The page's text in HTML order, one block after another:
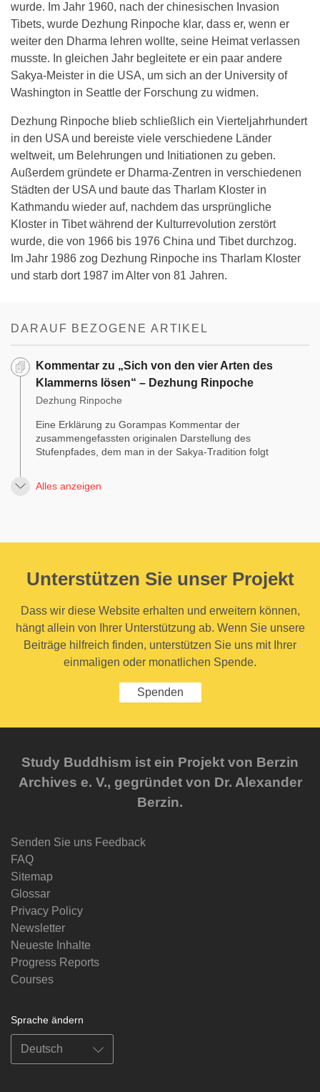
wurde. Im Jahr 1960, nach der chinesischen Invasion
Tibets, wurde Dezhung Rinpoche klar, dass er, wenn er
weiter den Dharma lehren wollte, seine Heimat verlassen
musste. In gleichen Jahr begleitete er ein paar andere
Sakya-Meister in die USA, um sich an der University of
Washington in Seattle der Forschung zu widmen.
Dezhung Rinpoche blieb schließlich ein Vierteljahrhundert
in den USA und bereiste viele verschiedene Länder
weltweit, um Belehrungen und Initiationen zu geben.
Außerdem gründete er Dharma-Zentren in verschiedenen
Städten der USA und baute das Tharlam Kloster in
Kathmandu wieder auf, nachdem das ursprüngliche
Kloster in Tibet während der Kulturrevolution zerstört
wurde, die von 1966 bis 1976 China und Tibet durchzog.
Im Jahr 1986 zog Dezhung Rinpoche ins Tharlam Kloster
und starb dort 1987 im Alter von 81 Jahren.
DARAUF BEZOGENE ARTIKEL
Kommentar zu „Sich von den vier Arten des
Klammerns lösen“ – Dezhung Rinpoche
Dezhung Rinpoche
Eine Erklärung zu Gorampas Kommentar der
zusammengefassten originalen Darstellung des
Stufenpfades, dem man in der Sakya-Tradition folgt
Alles anzeigen
Unterstützen Sie unser Projekt
Dass wir diese Website erhalten und erweitern können,
hängt allein von Ihrer Unterstützung ab. Wenn Sie unsere
Beiträge hilfreich finden, unterstützen Sie uns mit Ihrer
einmaligen oder monatlichen Spende.
Spenden
Study Buddhism ist ein Projekt von Berzin
Archives e. V., gegründet von Dr. Alexander
Berzin.
Senden Sie uns Feedback
FAQ
Sitemap
Glossar
Privacy Policy
Newsletter
Neueste Inhalte
Progress Reports
Courses
Sprache ändern